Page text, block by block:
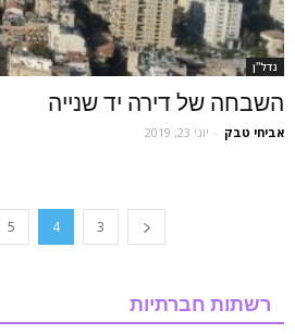
נדל''ן
השבחה של דירה יד שנייה
אביחי טבק - יוני 23, 2019
3
4
5
רשתות חברתיות